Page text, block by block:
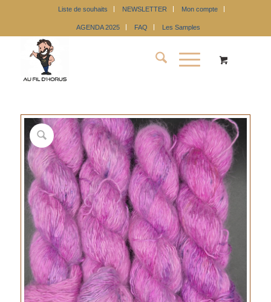
Liste de souhaits NEWSLETTER Mon compte
AGENDA 2025 FAQ Les Samples